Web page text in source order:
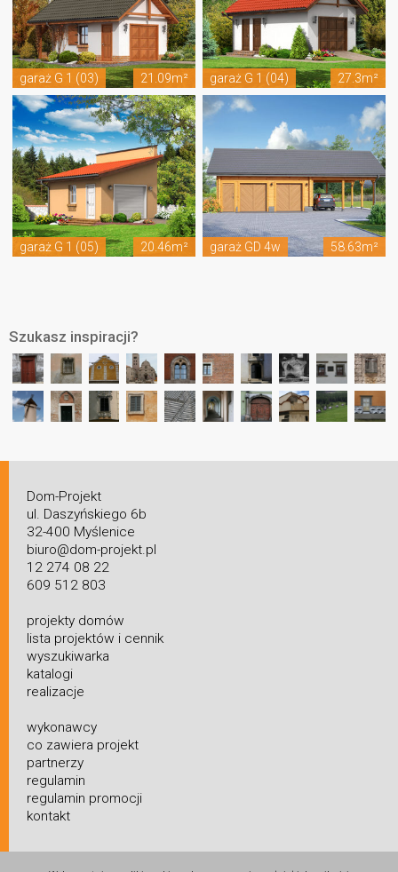
garaż G 1 (03) 21.09m² garaż G 1 (04) 27.3m²
garaż G 1 (05) 20.46m² garaż GD 4w 58.63m²
Szukasz inspiracji?
Dom-Projekt
ul. Daszyńskiego 6b
32-400 Myślenice
biuro@dom-projekt.pl
12 274 08 22
609 512 803
projekty domów
lista projektów i cennik
wyszukiwarka
katalogi
realizacje
wykonawcy
co zawiera projekt
partnerzy
regulamin
regulamin promocji
kontakt